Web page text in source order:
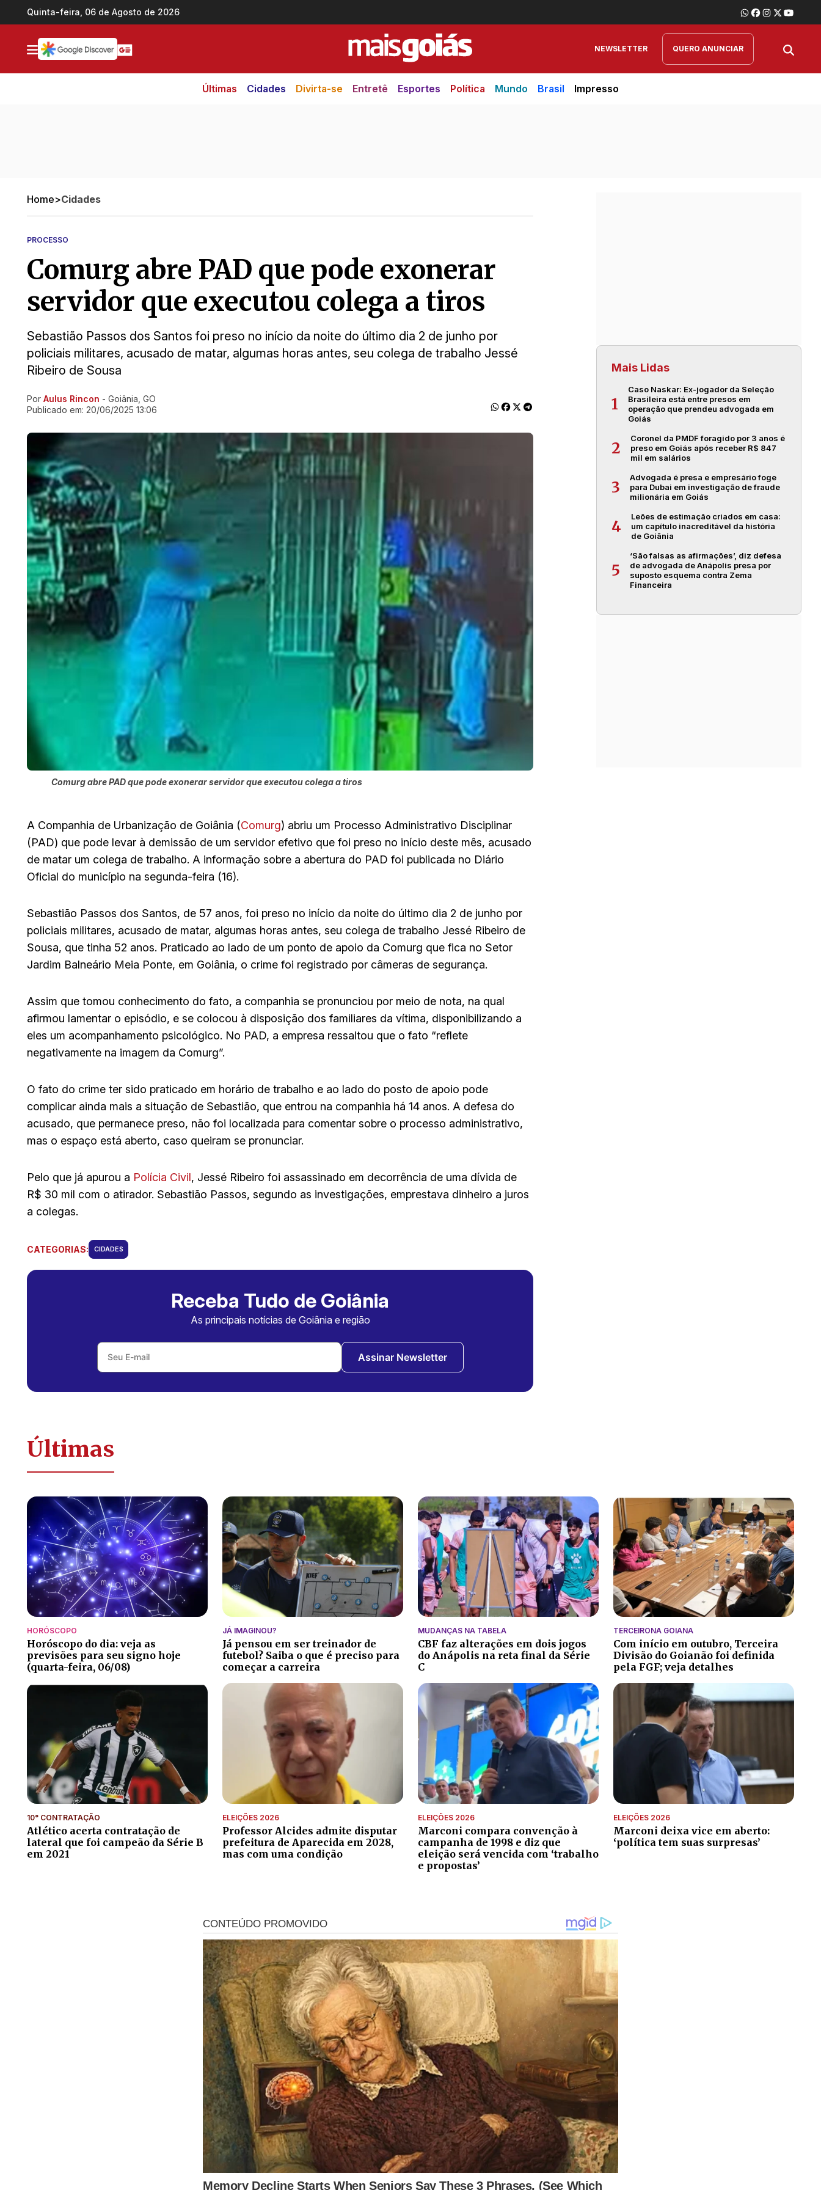
Ir direto pro conteúdo
Quinta-feira, 06 de Agosto de 2026
NEWSLETTER QUERO ANUNCIAR
Últimas Cidades Divirta-se Entretê Esportes Política Mundo Brasil Impresso
Home>Cidades
PROCESSO
Comurg abre PAD que pode exonerar
servidor que executou colega a tiros
Sebastião Passos dos Santos foi preso no início da noite do último dia 2 de junho por
policiais militares, acusado de matar, algumas horas antes, seu colega de trabalho Jessé
Ribeiro de Sousa
Ir direto pra matéria
Por Aulus Rincon - Goiânia, GO
Publicado em: 20/06/2025 13:06
Comurg abre PAD que pode exonerar servidor que executou colega a tiros
A Companhia de Urbanização de Goiânia (Comurg) abriu um Processo Administrativo Disciplinar
(PAD) que pode levar à demissão de um servidor efetivo que foi preso no início deste mês, acusado
de matar um colega de trabalho. A informação sobre a abertura do PAD foi publicada no Diário
Oficial do município na segunda-feira (16).
Sebastião Passos dos Santos, de 57 anos, foi preso no início da noite do último dia 2 de junho por
policiais militares, acusado de matar, algumas horas antes, seu colega de trabalho Jessé Ribeiro de
Sousa, que tinha 52 anos. Praticado ao lado de um ponto de apoio da Comurg que fica no Setor
Jardim Balneário Meia Ponte, em Goiânia, o crime foi registrado por câmeras de segurança.
Assim que tomou conhecimento do fato, a companhia se pronunciou por meio de nota, na qual
afirmou lamentar o episódio, e se colocou à disposição dos familiares da vítima, disponibilizando a
eles um acompanhamento psicológico. No PAD, a empresa ressaltou que o fato “reflete
negativamente na imagem da Comurg”.
O fato do crime ter sido praticado em horário de trabalho e ao lado do posto de apoio pode
complicar ainda mais a situação de Sebastião, que entrou na companhia há 14 anos. A defesa do
acusado, que permanece preso, não foi localizada para comentar sobre o processo administrativo,
mas o espaço está aberto, caso queiram se pronunciar.
Pelo que já apurou a Polícia Civil, Jessé Ribeiro foi assassinado em decorrência de uma dívida de
R$ 30 mil com o atirador. Sebastião Passos, segundo as investigações, emprestava dinheiro a juros
a colegas.
CATEGORIAS: CIDADES
Receba Tudo de Goiânia
As principais notícias de Goiânia e região
Assinar Newsletter
Mais Lidas
1
Caso Naskar: Ex-jogador da Seleção
Brasileira está entre presos em
operação que prendeu advogada em
Goiás
2
Coronel da PMDF foragido por 3 anos é
preso em Goiás após receber R$ 847
mil em salários
3
Advogada é presa e empresário foge
para Dubai em investigação de fraude
milionária em Goiás
4
Leões de estimação criados em casa:
um capítulo inacreditável da história
de Goiânia
5
‘São falsas as afirmações’, diz defesa
de advogada de Anápolis presa por
suposto esquema contra Zema
Financeira
Últimas
HORÓSCOPO
Horóscopo do dia: veja as
previsões para seu signo hoje
(quarta-feira, 06/08)
JÁ IMAGINOU?
Já pensou em ser treinador de
futebol? Saiba o que é preciso para
começar a carreira
MUDANÇAS NA TABELA
CBF faz alterações em dois jogos
do Anápolis na reta final da Série
C
TERCEIRONA GOIANA
Com início em outubro, Terceira
Divisão do Goianão foi definida
pela FGF; veja detalhes
10° CONTRATAÇÃO
Atlético acerta contratação de
lateral que foi campeão da Série B
em 2021
ELEIÇÕES 2026
Professor Alcides admite disputar
prefeitura de Aparecida em 2028,
mas com uma condição
ELEIÇÕES 2026
Marconi compara convenção à
campanha de 1998 e diz que
eleição será vencida com ‘trabalho
e propostas’
ELEIÇÕES 2026
Marconi deixa vice em aberto:
‘política tem suas surpresas’